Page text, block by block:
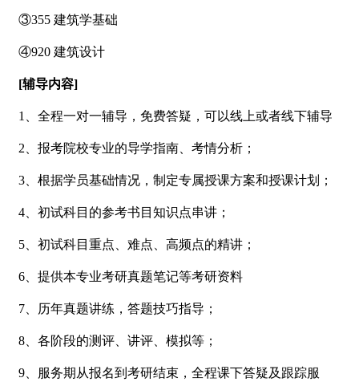
③355 建筑学基础
④920 建筑设计
[辅导内容]
1、全程一对一辅导，免费答疑，可以线上或者线下辅导
2、报考院校专业的导学指南、考情分析；
3、根据学员基础情况，制定专属授课方案和授课计划；
4、初试科目的参考书目知识点串讲；
5、初试科目重点、难点、高频点的精讲；
6、提供本专业考研真题笔记等考研资料
7、历年真题讲练，答题技巧指导；
8、各阶段的测评、讲评、模拟等；
9、服务期从报名到考研结束，全程课下答疑及跟踪服